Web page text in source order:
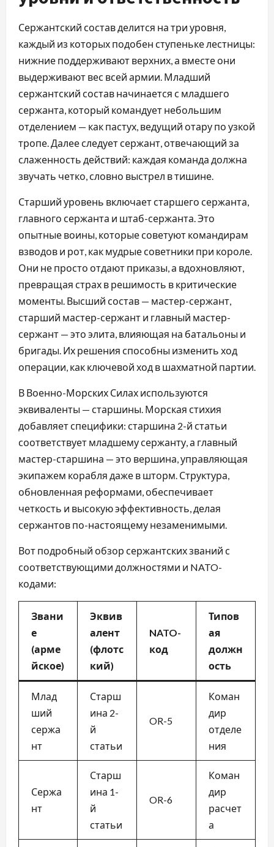
Сержантский состав делится на три уровня,
каждый из которых подобен ступеньке лестницы:
нижние поддерживают верхних, а вместе они
выдерживают вес всей армии. Младший
сержантский состав начинается с младшего
сержанта, который командует небольшим
отделением — как пастух, ведущий отару по узкой
тропе. Далее следует сержант, отвечающий за
слаженность действий: каждая команда должна
звучать четко, словно выстрел в тишине.
Старший уровень включает старшего сержанта,
главного сержанта и штаб-сержанта. Это
опытные воины, которые советуют командирам
взводов и рот, как мудрые советники при короле.
Они не просто отдают приказы, а вдохновляют,
превращая страх в решимость в критические
моменты. Высший состав — мастер-сержант,
старший мастер-сержант и главный мастер-
сержант — это элита, влияющая на батальоны и
бригады. Их решения способны изменить ход
операции, как ключевой ход в шахматной партии.
В Военно-Морских Силах используются
эквиваленты — старшины. Морская стихия
добавляет специфики: старшина 2-й статьи
соответствует младшему сержанту, а главный
мастер-старшина — это вершина, управляющая
экипажем корабля даже в шторм. Структура,
обновленная реформами, обеспечивает
четкость и высокую эффективность, делая
сержантов по-настоящему незаменимыми.
Вот подробный обзор сержантских званий с
соответствующими должностями и NATO-
кодами:
Звани
е
(арме
йское)
Эквив
алент
(флотс
кий)
NATO-
код
Типов
ая
должн
ость
Млад
ший
сержа
нт
Старш
ина 2-
й
статьи
OR-5
Коман
дир
отделе
ния
Сержа
нт
Старш
ина 1-
й
статьи
OR-6
Коман
дир
расчет
а